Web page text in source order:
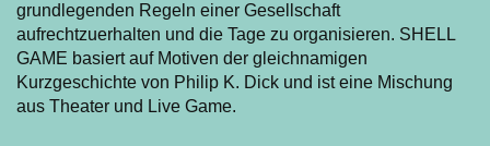
grundlegenden Regeln einer Gesellschaft
aufrechtzuerhalten und die Tage zu organisieren. SHELL
GAME basiert auf Motiven der gleichnamigen
Kurzgeschichte von Philip K. Dick und ist eine Mischung
aus Theater und Live Game.